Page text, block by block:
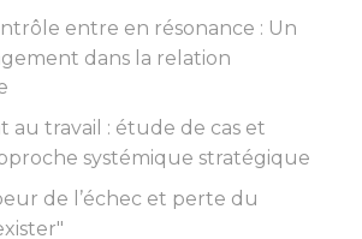
entre en résonance : Un
dans la relation
au travail : étude de cas et
systémique stratégique
de l’échec et perte du